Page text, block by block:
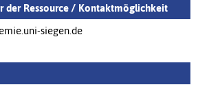
der Ressource / Kontaktmöglichkeit
siegen.de